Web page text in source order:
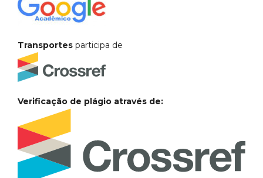
Transportes participa de
Verificação de plágio através de: